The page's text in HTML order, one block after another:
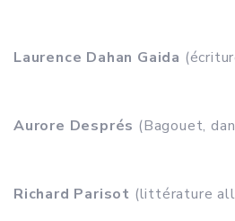
Laurence Dahan Gaida
Aurore Després (Bagouet,
Richard Parisot (littérature